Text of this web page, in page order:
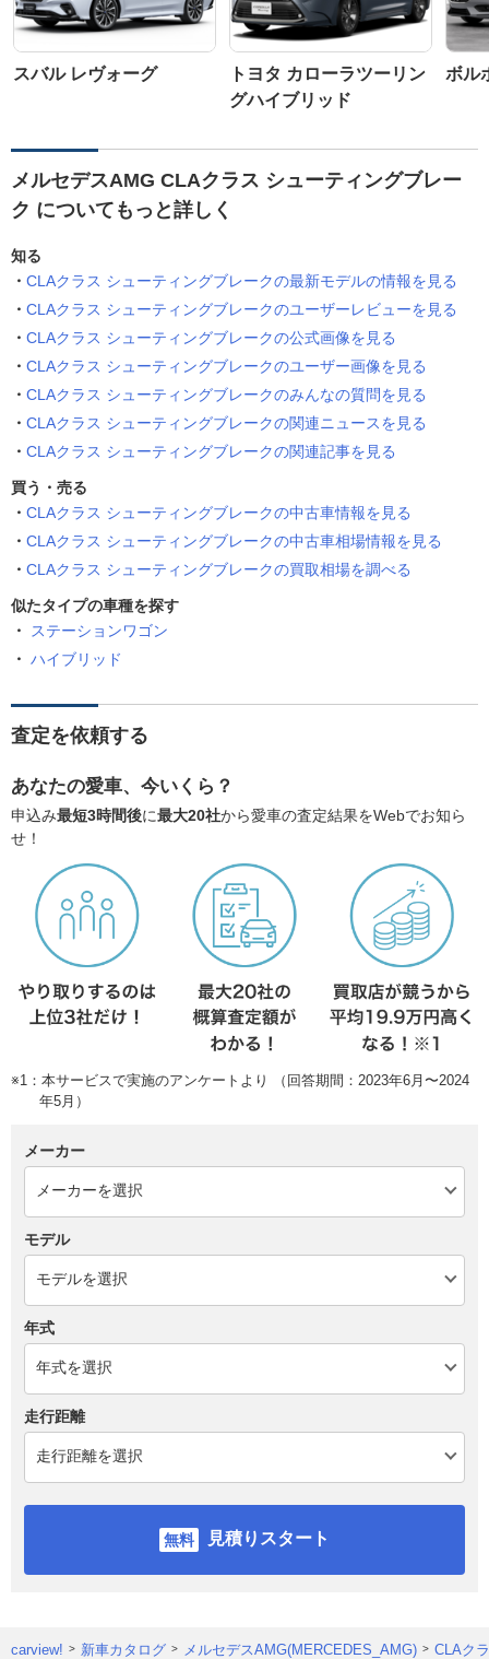
スバル レヴォーグ
トヨタ カローラツーリン
グハイブリッド
ボル
メルセデスAMG CLAクラス シューティングブレー
ク についてもっと詳しく
知る
CLAクラス シューティングブレークの最新モデルの情報を見る
CLAクラス シューティングブレークのユーザーレビューを見る
CLAクラス シューティングブレークの公式画像を見る
CLAクラス シューティングブレークのユーザー画像を見る
CLAクラス シューティングブレークのみんなの質問を見る
CLAクラス シューティングブレークの関連ニュースを見る
CLAクラス シューティングブレークの関連記事を見る
買う・売る
CLAクラス シューティングブレークの中古車情報を見る
CLAクラス シューティングブレークの中古車相場情報を見る
CLAクラス シューティングブレークの買取相場を調べる
似たタイプの車種を探す
ステーションワゴン
ハイブリッド
査定を依頼する
あなたの愛車、今いくら？
申込み最短3時間後に最大20社から愛車の査定結果をWebでお知ら
せ！
※1：本サービスで実施のアンケートより （回答期間：2023年6月〜2024
年5月）
メーカー
モデル
年式
走行距離
見積りスタート
carview! 新車カタログ メルセデスAMG(MERCEDES_AMG) CLAク